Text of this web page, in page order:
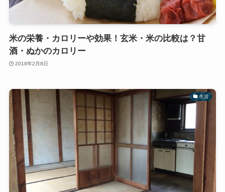
米の栄養・カロリーや効果！玄米・米の比較は？甘
酒・ぬかのカロリー
2018年2月8日
生活